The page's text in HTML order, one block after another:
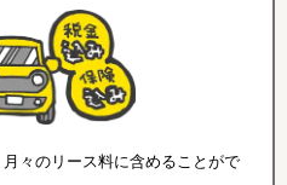
々のリース料に含めることがで